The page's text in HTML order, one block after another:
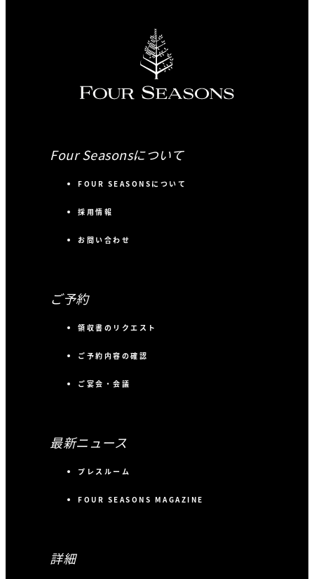
Four Seasonsについて
FOUR SEASONSについて
採用情報
お問い合わせ
ご予約
領収書のリクエスト
ご予約内容の確認
ご宴会・会議
最新ニュース
プレスルーム
FOUR SEASONS MAGAZINE
詳細